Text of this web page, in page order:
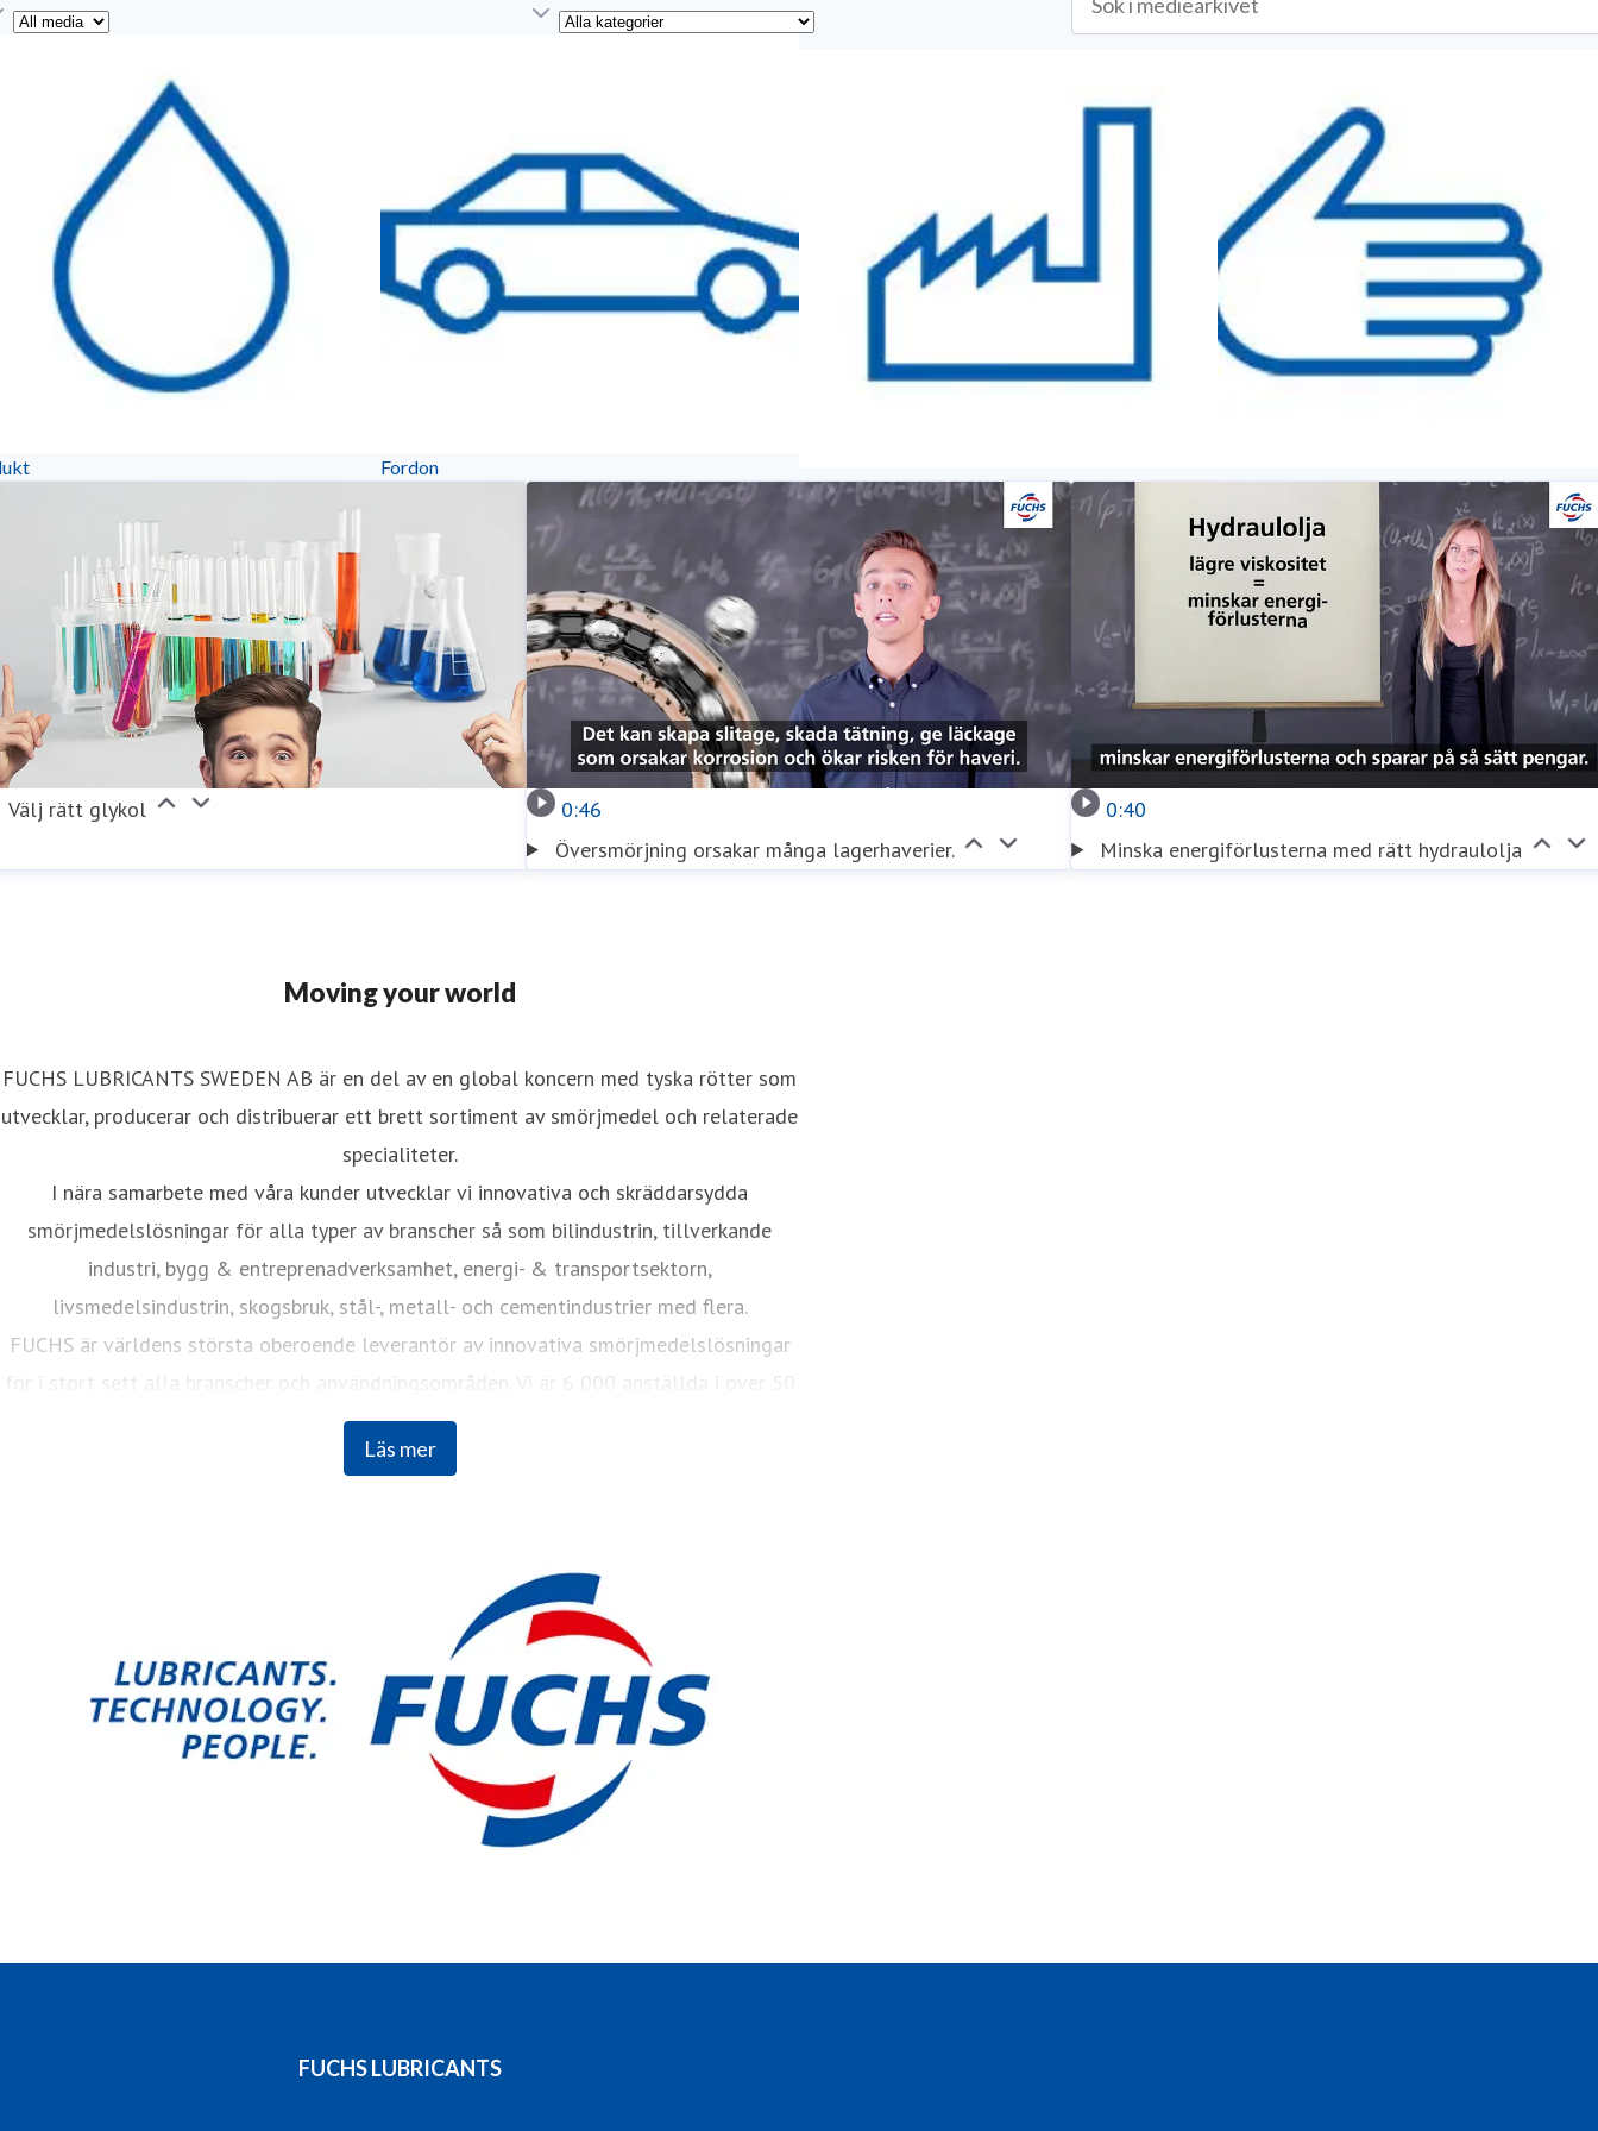
Kategori
Fordon
Industri
Välj rätt glykol
0:46
Översmörjning orsakar många lagerhaverier.
0:40
Minska energiförlusterna med rätt hydraulolja
Moving your world
Läs mer
FUCHS LUBRICANTS SWEDEN AB är en del av en global koncern med tyska rötter som
utvecklar, producerar och distribuerar ett brett sortiment av smörjmedel och relaterade
specialiteter.
I nära samarbete med våra kunder utvecklar vi innovativa och skräddarsydda
smörjmedelslösningar för alla typer av branscher så som bilindustrin, tillverkande
industri, bygg & entreprenadverksamhet, energi- & transportsektorn,
livsmedelsindustrin, skogsbruk, stål-, metall- och cementindustrier med flera.
FUCHS är världens största oberoende leverantör av innovativa smörjmedelslösningar
för i stort sett alla branscher och användningsområden. Vi är 6 000 anställda i över 50
länder som alla delar samma mål: att hålla världen i rörelse med både hållbarhet och
effektivitet i fokus.
FUCHS LUBRICANTS